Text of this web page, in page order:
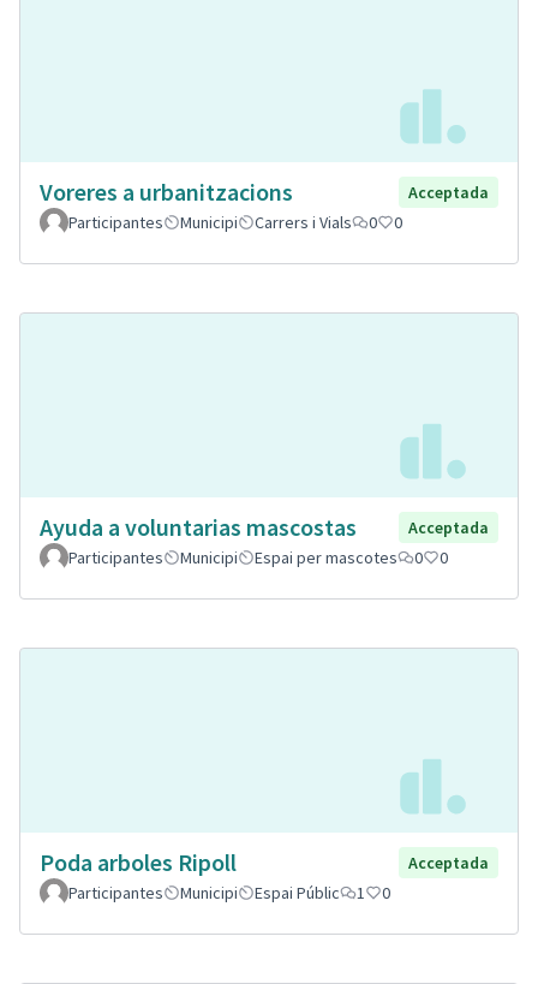
Voreres a urbanitzacions
Acceptada
Participantes
Municipi Carrers i Vials 0 0
Ayuda a voluntarias mascostas
Acceptada
Participantes
Municipi Espai per mascotes 0 0
Poda arboles Ripoll
Acceptada
Participantes
Municipi Espai Públic 1 0